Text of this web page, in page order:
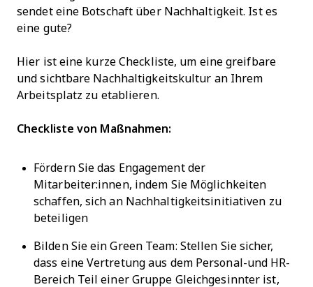
sendet eine Botschaft über Nachhaltigkeit. Ist es
eine gute?
Hier ist eine kurze Checkliste, um eine greifbare
und sichtbare Nachhaltigkeitskultur an Ihrem
Arbeitsplatz zu etablieren.
Checkliste von Maßnahmen:
Fördern Sie das Engagement der
Mitarbeiter:innen, indem Sie Möglichkeiten
schaffen, sich an Nachhaltigkeitsinitiativen zu
beteiligen
Bilden Sie ein Green Team: Stellen Sie sicher,
dass eine Vertretung aus dem Personal-und HR-
Bereich Teil einer Gruppe Gleichgesinnter ist,